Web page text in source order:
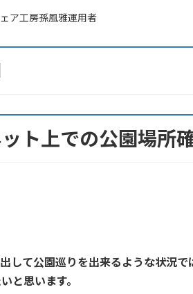
ア工房孫風雅運用者
ト上での公園場所確
して公園巡りを出来るような状況
と思います。